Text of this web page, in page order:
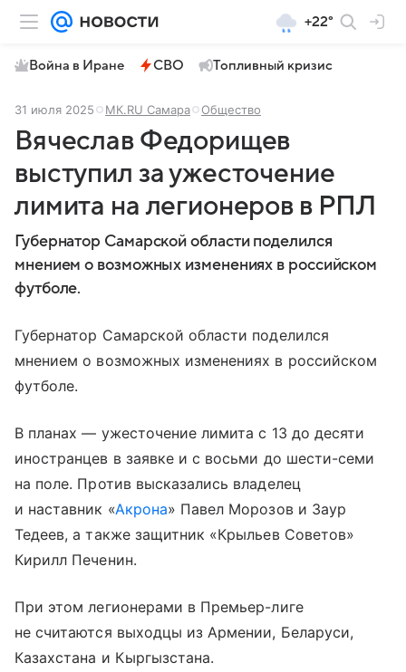
+22°
Война в Иране СВО Топливный кризис
31 июля 2025 МК.RU Самара Общество
Вячеслав Федорищев
выступил за ужесточение
лимита на легионеров в РПЛ
Губернатор Самарской области поделился
мнением о возможных изменениях в российском
футболе.
Губернатор Самарской области поделился
мнением о возможных изменениях в российском
футболе.
В планах — ужесточение лимита с 13 до десяти
иностранцев в заявке и с восьми до шести-семи
на поле. Против высказались владелец
и наставник «Акрона» Павел Морозов и Заур
Тедеев, а также защитник «Крыльев Советов»
Кирилл Печенин.
При этом легионерами в Премьер-лиге
не считаются выходцы из Армении, Беларуси,
Казахстана и Кыргызстана.